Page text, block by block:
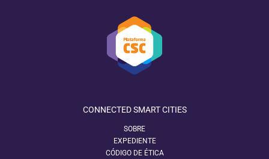
CONNECTED SMART CITIES
SOBRE
EXPEDIENTE
CÓDIGO DE ÉTICA